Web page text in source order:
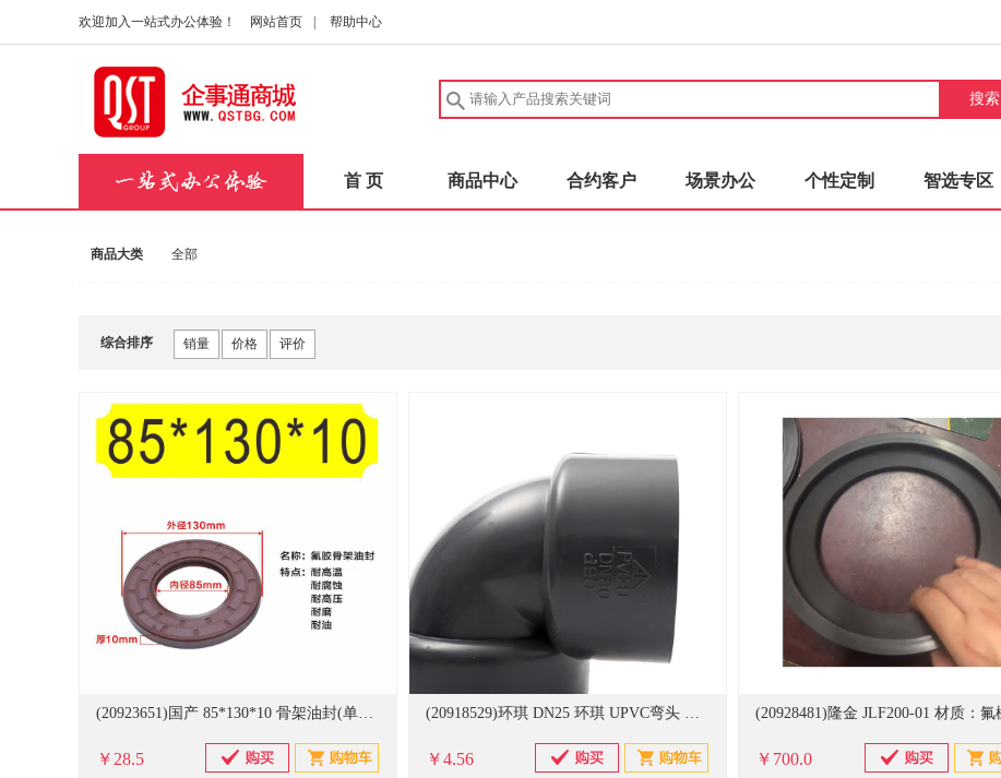
欢迎加入一站式办公体验！ 网站首页 帮助中心
搜索
首 页 商品中心 合约客户 场景办公 个性定制 智选专区
商品大类 全部
综合排序 销量 价格 评价
(20923651)国产 85*130*10 骨架油封(单位：只)
￥28.5
(20918529)环琪 DN25 环琪 UPVC弯头 黑色(单位：个)
￥4.56 ￥700.0